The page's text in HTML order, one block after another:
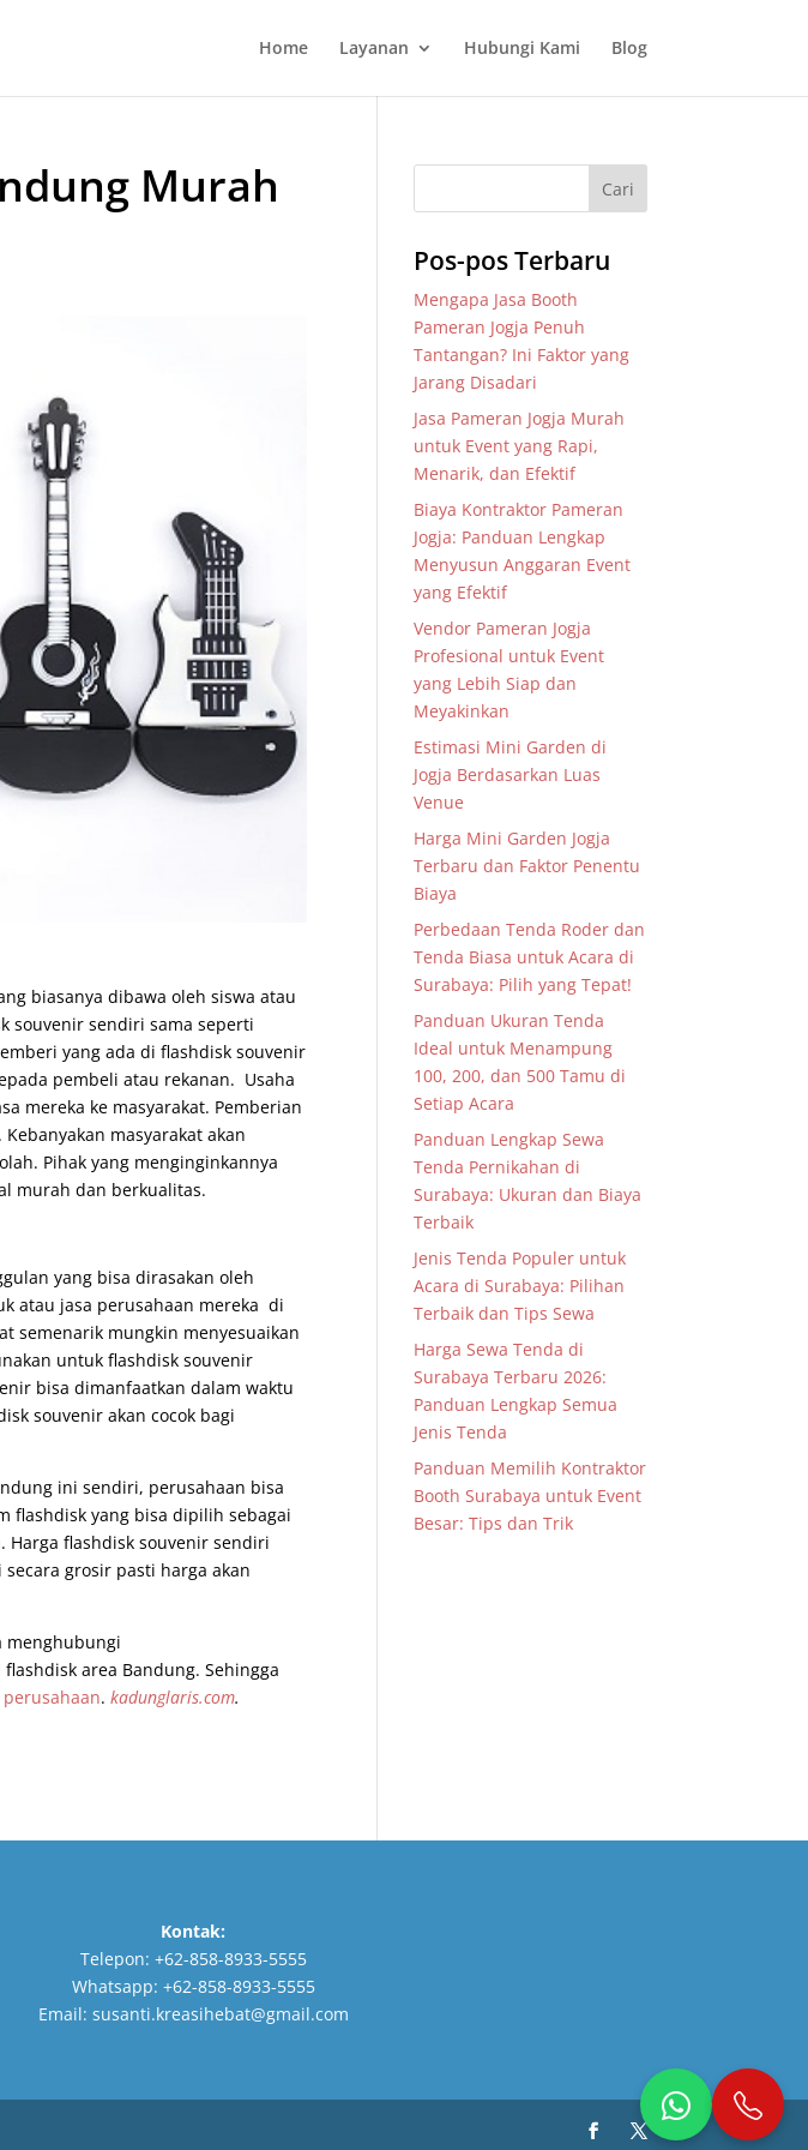
Home Layanan Hubungi Kami Blog
Murah
biasanya dibawa oleh siswa atau
souvenir sendiri sama seperti
yang ada di flashdisk souvenir
pembeli atau rekanan. Usaha
mereka ke masyarakat. Pemberian
masyarakat akan
Pihak yang menginginkannya
murah dan berkualitas.
yang bisa dirasakan oleh
atau jasa perusahaan mereka di
semenarik mungkin menyesuaikan
untuk flashdisk souvenir
bisa dimanfaatkan dalam waktu
souvenir akan cocok bagi
ini sendiri, perusahaan bisa
flashdisk yang bisa dipilih sebagai
Harga flashdisk souvenir sendiri
grosir pasti harga akan
menghubungi
area Bandung. Sehingga
.kadunglaris.com.
Pos-pos Terbaru
Mengapa Jasa Booth
Pameran Jogja Penuh
Tantangan? Ini Faktor yang
Jarang Disadari
Jasa Pameran Jogja Murah
untuk Event yang Rapi,
Menarik, dan Efektif
Biaya Kontraktor Pameran
Jogja: Panduan Lengkap
Menyusun Anggaran Event
yang Efektif
Vendor Pameran Jogja
Profesional untuk Event
yang Lebih Siap dan
Meyakinkan
Estimasi Mini Garden di
Jogja Berdasarkan Luas
Venue
Harga Mini Garden Jogja
Terbaru dan Faktor Penentu
Biaya
Perbedaan Tenda Roder dan
Tenda Biasa untuk Acara di
Surabaya: Pilih yang Tepat!
Panduan Ukuran Tenda
Ideal untuk Menampung
100, 200, dan 500 Tamu di
Setiap Acara
Panduan Lengkap Sewa
Tenda Pernikahan di
Surabaya: Ukuran dan Biaya
Terbaik
Jenis Tenda Populer untuk
Acara di Surabaya: Pilihan
Terbaik dan Tips Sewa
Harga Sewa Tenda di
Surabaya Terbaru 2026:
Panduan Lengkap Semua
Jenis Tenda
Panduan Memilih Kontraktor
Booth Surabaya untuk Event
Besar: Tips dan Trik
Kontak:
Telepon: +62-858-8933-5555
Whatsapp: +62-858-8933-5555
Email: susanti.kreasihebat@gmail.com